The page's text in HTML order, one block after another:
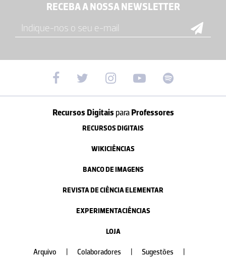
RECEBA A NOSSA NEWSLETTER
Recursos Digitais paraProfessores
RECURSOS DIGITAIS
WIKICIÊNCIAS
BANCO DE IMAGENS
REVISTA DE CIÊNCIA ELEMENTAR
EXPERIMENTACIÊNCIAS
LOJA
Arquivo Colaboradores Sugestões